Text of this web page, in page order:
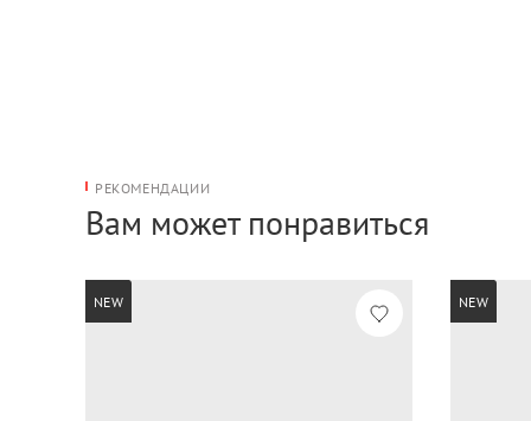
РЕКОМЕНДАЦИИ
Вам может понравиться
NEW NEW